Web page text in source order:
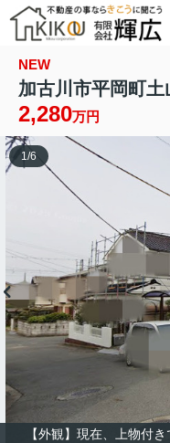
NEW
加古川市平岡町
2,280万円
【外観】現在、上物付
1/6